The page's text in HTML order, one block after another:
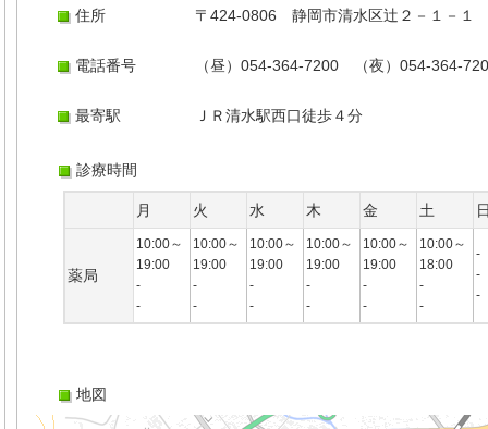
住所 〒424-0806 静岡市清水区辻２－１－１
電話番号 （昼）054-364-7200 （夜）054-364-
最寄駅 ＪＲ清水駅西口徒歩４分
診療時間
月 火 水 木 金 土
薬局
10:00～
19:00
-
-
10:00～
19:00
-
-
10:00～
19:00
-
-
10:00～
19:00
-
-
10:00～
19:00
-
-
10:00～
18:00
-
-
-
-
-
地図